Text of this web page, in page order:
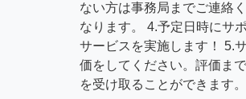
ない方は事務局までご連絡
なります。 4.予定日時にサ
サービスを実施します！ 5.
価をしてください。評価ま
を受け取ることができます。